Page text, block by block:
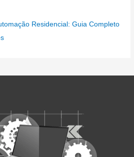
Residencial: Guia Completo